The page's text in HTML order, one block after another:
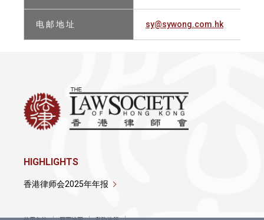
电 邮 地 址 sy@sywong.com.hk
HIGHLIGHTS
香港律师会2025年年报